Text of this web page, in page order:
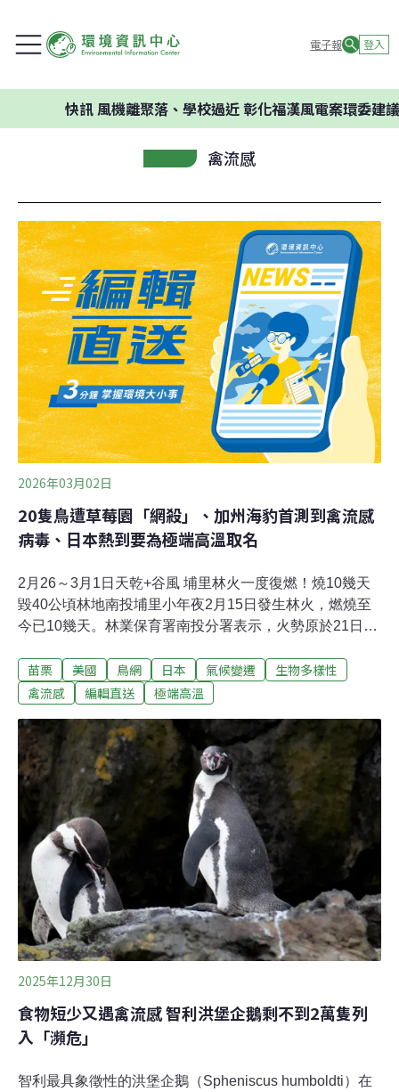
電子報 登入
風機離聚落、學校過近 彰化福漢風電案環委建議不應開發
禽流感
2026年03月02日
20隻鳥遭草莓園「網殺」、加州海豹首測到禽流感
病毒、日本熱到要為極端高溫取名
2月26～3月1日天乾+谷風 埔里林火一度復燃！燒10幾天
毀40公頃林地南投埔里小年夜2月15日發生林火，燃燒至
今已10幾天。林業保育署南投分署表示，火勢原於21日已
風再度向上延燒，於24日再回到搶救階段。南投分署分署
長李政賢說明，林火累計延燒面積雖達40公頃，但大多數
持續滅火中。27日遇清晨降雨，下午火勢順利控制。（太
報、中央社報導）草莓園驚見「網殺」慘況！ 20隻鳥喪命
保育類領角鴞也難逃
苗栗 美國 鳥網 日本 氣候變遷
生物多樣性
禽流感
編輯直送 極端高溫
2025年12月30日
食物短少又遇禽流感 智利洪堡企鵝剩不到2萬隻列
入「瀕危」
智利最具象徵性的洪堡企鵝（Spheniscus humboldti）在